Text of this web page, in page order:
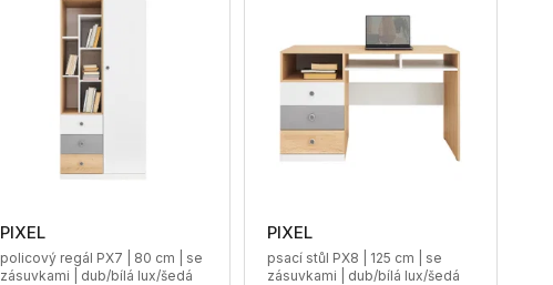
PIXEL
policový regál PX7 | 80 cm | se
zásuvkami | dub/bílá lux/šedá
PIXEL
psací stůl PX8 | 125 cm | se
zásuvkami | dub/bílá lux/šedá